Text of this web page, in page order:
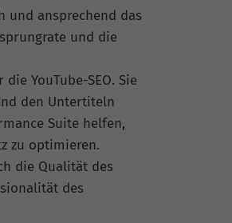
und ansprechend das
und die
YouTube-SEO. Sie
den Untertiteln
Suite helfen,
zu optimieren.
die Qualität des
des